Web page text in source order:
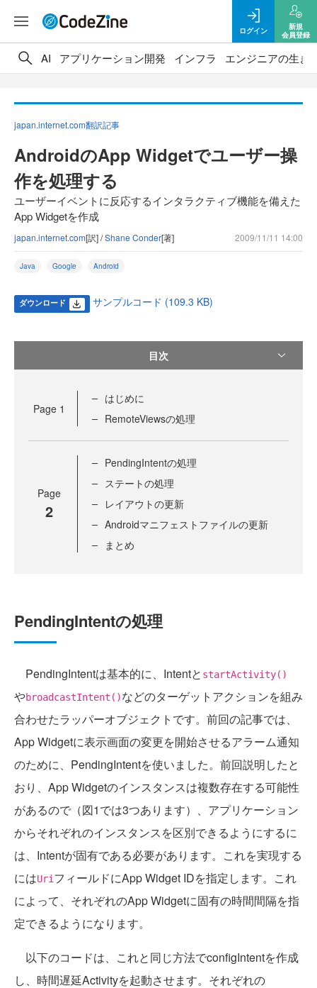
ログイン
新規
会員登録
AI アプリケーション開発 インフラ エンジニアの生き
japan.internet.com翻訳記事
AndroidのApp Widgetでユーザー操
作を処理する
ユーザーイベントに反応するインタラクティブ機能を備えた
App Widgetを作成
japan.internet.com[訳] /Shane Conder[著] 2009/11/11 14:00
Java Google Android
ダウンロード サンプルコード (109.3 KB)
目次
Page 1
はじめに
RemoteViewsの処理
Page
2
PendingIntentの処理
ステートの処理
レイアウトの更新
Androidマニフェストファイルの更新
まとめ
PendingIntentの処理
PendingIntentは基本的に、Intentと startActivity()
やbroadcastIntent()などのターゲットアクションを組み
合わせたラッパーオブジェクトです。前回の記事では、
App Widgetに表示画面の変更を開始させるアラーム通知
のために、PendingIntentを使いました。前回説明したと
おり、App Widgetのインスタンスは複数存在する可能性
があるので（図1では3つあります）、アプリケーション
からそれぞれのインスタンスを区別できるようにするに
は、Intentが固有である必要があります。これを実現する
にはUriフィールドにApp Widget IDを指定します。これ
によって、それぞれのApp Widgetに固有の時間間隔を指
定できるようになります。
以下のコードは、これと同じ方法でconfigIntentを作成
し、時間遅延Activityを起動させます。それぞれの